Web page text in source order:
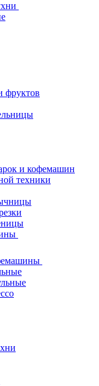
фруктов
и кофемашин
техники